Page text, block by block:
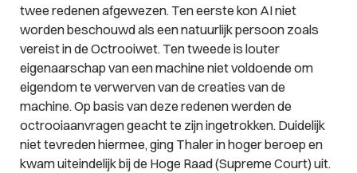
twee redenen afgewezen. Ten eerste kon AI niet
worden beschouwd als een natuurlijk persoon zoals
vereist in de Octrooiwet. Ten tweede is louter
eigenaarschap van een machine niet voldoende om
eigendom te verwerven van de creaties van de
machine. Op basis van deze redenen werden de
octrooiaanvragen geacht te zijn ingetrokken. Duidelijk
niet tevreden hiermee, ging Thaler in hoger beroep en
kwam uiteindelijk bij de Hoge Raad (Supreme Court) uit.